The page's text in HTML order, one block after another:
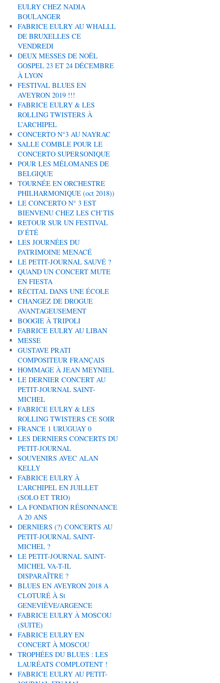
EULRY CHEZ NADIA
BOULANGER
FABRICE EULRY AU WHALLL
DE BRUXELLES CE
VENDREDI
DEUX MESSES DE NOËL
GOSPEL 23 ET 24 DÉCEMBRE
À LYON
FESTIVAL BLUES EN
AVEYRON 2019 !!!
FABRICE EULRY & LES
ROLLING TWISTERS À
L’ARCHIPEL
CONCERTO N°3 AU NAYRAC
SALLE COMBLE POUR LE
CONCERTO SUPERSONIQUE
POUR LES MÉLOMANES DE
BELGIQUE
TOURNÉE EN ORCHESTRE
PHILHARMONIQUE (oct 2018))
LE CONCERTO N° 3 EST
BIENVENU CHEZ LES CH’TIS
RETOUR SUR UN FESTIVAL
D’ÉTÉ
LES JOURNÉES DU
PATRIMOINE MENACÉ
LE PETIT-JOURNAL SAUVÉ ?
QUAND UN CONCERT MUTE
EN FIESTA
RÉCITAL DANS UNE ÉCOLE
CHANGEZ DE DROGUE
AVANTAGEUSEMENT
BOOGIE À TRIPOLI
FABRICE EULRY AU LIBAN
MESSE
GUSTAVE PRATI
COMPOSITEUR FRANÇAIS
HOMMAGE À JEAN MEYNIEL
LE DERNIER CONCERT AU
PETIT-JOURNAL SAINT-
MICHEL
FABRICE EULRY & LES
ROLLING TWISTERS CE SOIR
FRANCE 1 URUGUAY 0
LES DERNIERS CONCERTS DU
PETIT-JOURNAL
SOUVENIRS AVEC ALAN
KELLY
FABRICE EULRY À
L’ARCHIPEL EN JUILLET
(SOLO ET TRIO)
LA FONDATION RÉSONNANCE
A 20 ANS
DERNIERS (?) CONCERTS AU
PETIT-JOURNAL SAINT-
MICHEL ?
LE PETIT-JOURNAL SAINT-
MICHEL VA-T-IL
DISPARAÎTRE ?
BLUES EN AVEYRON 2018 A
CLOTURÉ À St
GENEVIÈVE/ARGENCE
FABRICE EULRY À MOSCOU
(SUITE)
FABRICE EULRY EN
CONCERT À MOSCOU
TROPHÉES DU BLUES : LES
LAURÉATS COMPLOTENT !
FABRICE EULRY AU PETIT-